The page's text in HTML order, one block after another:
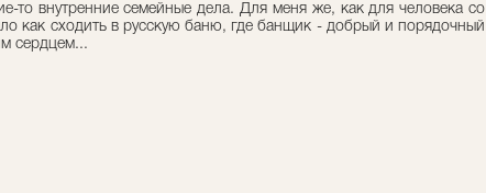
то внутренние семейные дела. Для меня же, как для человека со
как сходить в русскую баню, где банщик - добрый и порядочный
сердцем...